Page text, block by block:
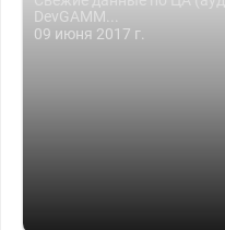
DevGAMM...
09 июня 2017 г.